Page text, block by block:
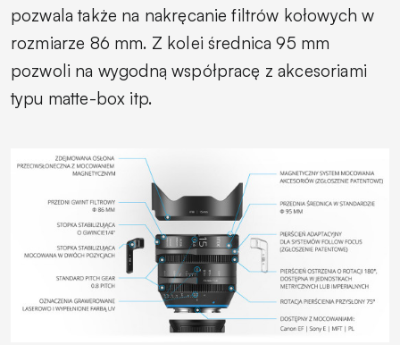
pozwala także na nakręcanie filtrów kołowych w
rozmiarze 86 mm. Z kolei średnica 95 mm
pozwoli na wygodną współpracę z akcesoriami
typu matte-box itp.